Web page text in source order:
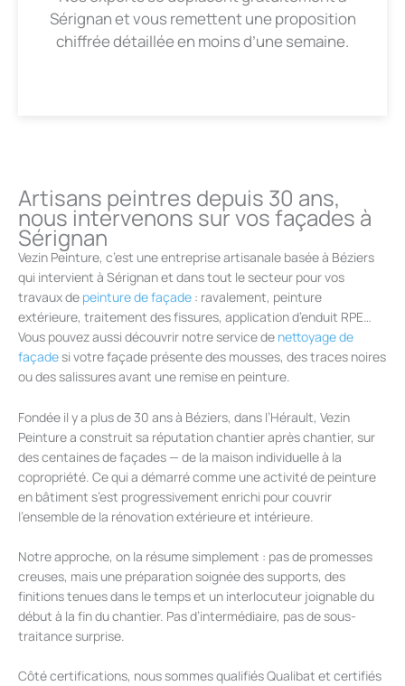
Sérignan et vous remettent une proposition
chiffrée détaillée en moins d’une semaine.
Artisans peintres depuis 30 ans,
nous intervenons sur vos façades à
Sérignan
Vezin Peinture, c’est une entreprise artisanale basée à Béziers
qui intervient à Sérignan et dans tout le secteur pour vos
travaux de peinture de façade : ravalement, peinture
extérieure, traitement des fissures, application d’enduit RPE…
Vous pouvez aussi découvrir notre service de nettoyage de
façadesi votre façade présente des mousses, des traces noires
ou des salissures avant une remise en peinture.
Fondée il y a plus de 30 ans à Béziers, dans l’Hérault, Vezin
Peinture a construit sa réputation chantier après chantier, sur
des centaines de façades — de la maison individuelle à la
copropriété. Ce qui a démarré comme une activité de peinture
en bâtiment s’est progressivement enrichi pour couvrir
l’ensemble de la rénovation extérieure et intérieure.
Notre approche, on la résume simplement : pas de promesses
creuses, mais une préparation soignée des supports, des
finitions tenues dans le temps et un interlocuteur joignable du
début à la fin du chantier. Pas d’intermédiaire, pas de sous-
traitance surprise.
Côté certifications, nous sommes qualifiés Qualibat et certifiés